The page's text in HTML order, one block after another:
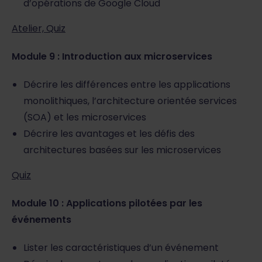
d’opérations de Google Cloud
Atelier, Quiz
Module 9 : Introduction aux microservices
Décrire les différences entre les applications
monolithiques, l’architecture orientée services
(SOA) et les microservices
Décrire les avantages et les défis des
architectures basées sur les microservices
Quiz
Module 10 : Applications pilotées par les
événements
Lister les caractéristiques d’un événement